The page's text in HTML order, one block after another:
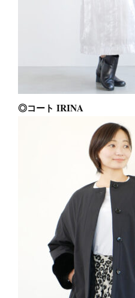
◎コート IRINA